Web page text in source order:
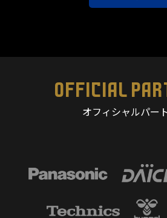
OFFICIAL
オフィシャルパー